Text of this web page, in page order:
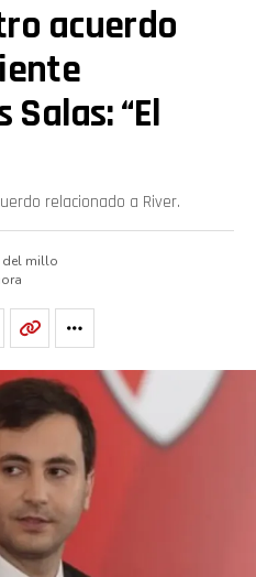
acuerdo
“El
relacionado a River.
del millo